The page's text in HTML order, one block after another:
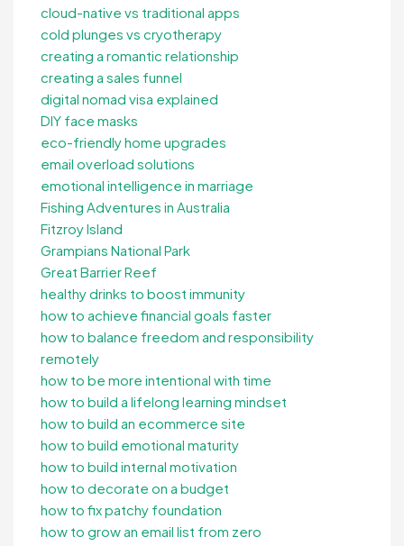
cloud-native vs traditional apps
cold plunges vs cryotherapy
creating a romantic relationship
creating a sales funnel
digital nomad visa explained
DIY face masks
eco-friendly home upgrades
email overload solutions
emotional intelligence in marriage
Fishing Adventures in Australia
Fitzroy Island
Grampians National Park
Great Barrier Reef
healthy drinks to boost immunity
how to achieve financial goals faster
how to balance freedom and responsibility
remotely
how to be more intentional with time
how to build a lifelong learning mindset
how to build an ecommerce site
how to build emotional maturity
how to build internal motivation
how to decorate on a budget
how to fix patchy foundation
how to grow an email list from zero